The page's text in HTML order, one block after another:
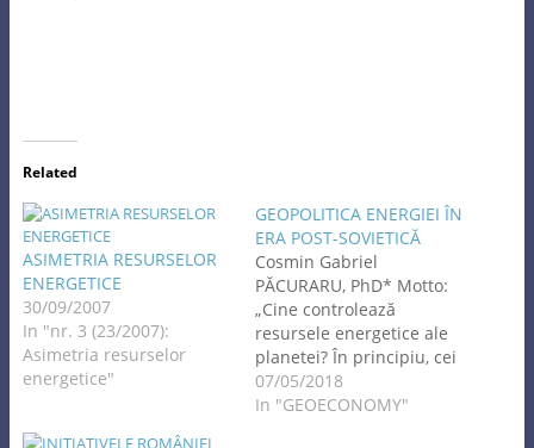
Related
ASIMETRIA RESURSELOR
ENERGETICE
30/09/2007
In "nr. 3 (23/2007):
Asimetria resurselor
energetice"
GEOPOLITICA ENERGIEI ÎN
ERA POST-SOVIETICĂ
Cosmin Gabriel
PĂCURARU, PhD* Motto:
„Cine controlează
resursele energetice ale
planetei? În principiu, cei
care au o strategie pentru
asta.”
07/05/2018
In "GEOECONOMY"